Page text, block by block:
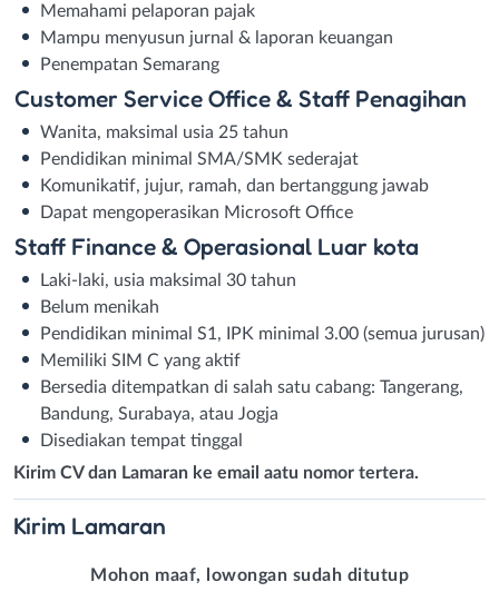
Memahami pelaporan pajak
Mampu menyusun jurnal & laporan keuangan
Penempatan Semarang
Customer Service Office & Staff Penagihan
Wanita, maksimal usia 25 tahun
Pendidikan minimal SMA/SMK sederajat
Komunikatif, jujur, ramah, dan bertanggung jawab
Dapat mengoperasikan Microsoft Office
Staff Finance & Operasional Luar kota
Laki-laki, usia maksimal 30 tahun
Belum menikah
Pendidikan minimal S1, IPK minimal 3.00 (semua jurusan)
Memiliki SIM C yang aktif
Bersedia ditempatkan di salah satu cabang: Tangerang,
Bandung, Surabaya, atau Jogja
Disediakan tempat tinggal
Kirim CV dan Lamaran ke email aatu nomor tertera.
Kirim Lamaran
Mohon maaf, lowongan sudah ditutup